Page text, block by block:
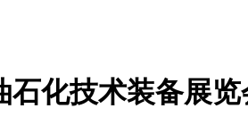
石化技术装备展览